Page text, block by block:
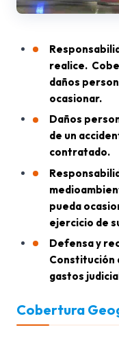
realice.
daños
ocasionar.
Daños
de un
contratado.
pueda
ejercicio de
Defensa y
Constitución
gastos
Cobertura